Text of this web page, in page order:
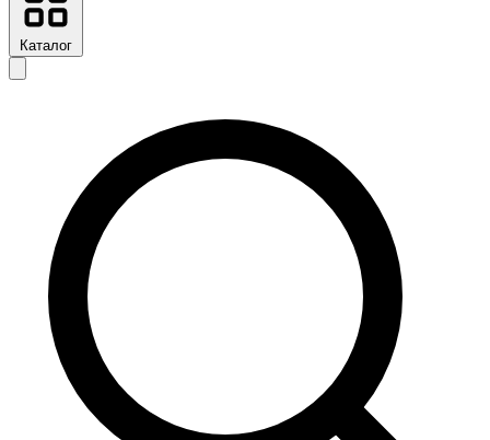
Каталог